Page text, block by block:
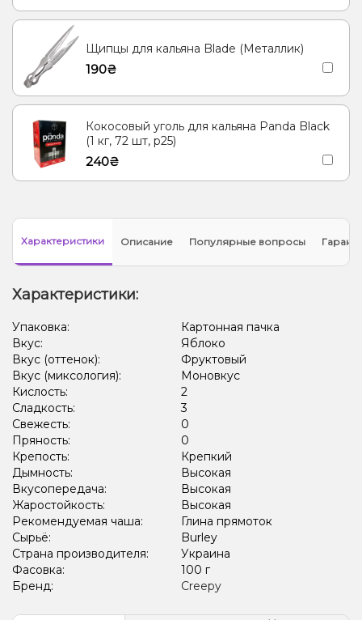
Апельсин, Вишня/Черешня, Клюква
Щипцы для кальяна Blade (Металлик)
190₴
Кокосовый уголь для кальяна Panda Black
(1 кг, 72 шт, р25)
240₴
Характеристики Описание Популярные вопросы
Характеристики:
Упаковка:
Картонная пачка
Вкус:
Яблоко
Вкус (оттенок):
Фруктовый
Вкус (миксология):
Моновкус
Кислость:
2
Сладкость:
3
Свежесть:
0
Пряность:
0
Крепость:
Крепкий
Дымность:
Высокая
Вкусопередача:
Высокая
Жаростойкость:
Высокая
Рекомендуемая чаша:
Глина прямоток
Сырьё:
Burley
Страна производителя:
Украина
Фасовка:
100 г
Бренд:
Creepy